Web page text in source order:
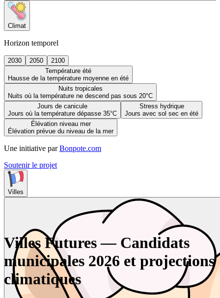
Climat
Horizon temporel
2030 2050
2100
Température été
Hausse de la température moyenne en été
Nuits tropicales
Nuits où la température ne descend pas sous 20°C
Jours de canicule
Jours où la température dépasse 35°C
Stress hydrique
Jours avec sol sec en été
Élévation niveau mer
Élévation prévue du niveau de la mer
Une initiative par Bonpote.com
Soutenir le projet
Villes
Villes Futures — Candidats
municipales 2026 et projections
climatiques